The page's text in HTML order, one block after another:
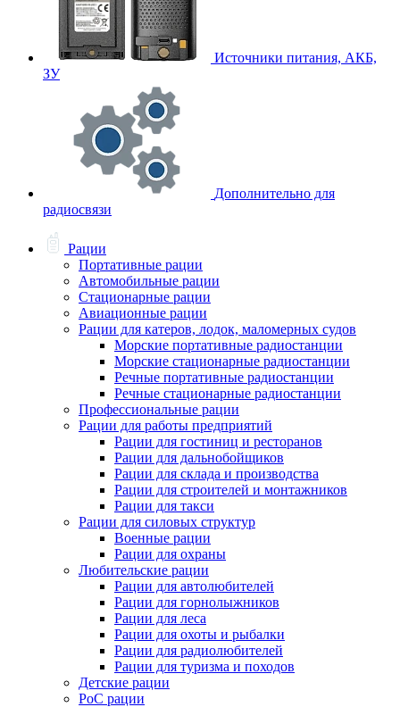
Источники питания, АКБ,
ЗУ
Дополнительно для
радиосвязи
Рации
Портативные рации
Автомобильные рации
Стационарные рации
Авиационные рации
Рации для катеров, лодок, маломерных судов
Морские портативные радиостанции
Морские стационарные радиостанции
Речные портативные радиостанции
Речные стационарные радиостанции
Профессиональные рации
Рации для работы предприятий
Рации для гостиниц и ресторанов
Рации для дальнобойщиков
Рации для склада и производства
Рации для строителей и монтажников
Рации для такси
Рации для силовых структур
Военные рации
Рации для охраны
Любительские рации
Рации для автолюбителей
Рации для горнолыжников
Рации для леса
Рации для охоты и рыбалки
Рации для радиолюбителей
Рации для туризма и походов
Детские рации
PoC рации